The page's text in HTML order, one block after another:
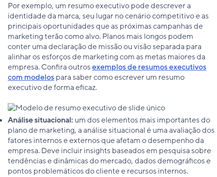
Por exemplo, um resumo executivo pode descrever a
identidade da marca, seu lugar no cenário competitivo e as
principais oportunidades que as próximas campanhas de
marketing terão como alvo. Planos mais longos podem
conter uma declaração de missão ou visão separada para
alinhar os esforços de marketing com as metas maiores da
empresa. Confira outrosexemplos de resumos executivos
com modelospara saber como escrever um resumo
executivo de forma eficaz.
Análise situacional: um dos elementos mais importantes do
plano de marketing, a análise situacional é uma avaliação dos
fatores internos e externos que afetam o desempenho da
empresa. Deve incluir insights baseados em pesquisa sobre
tendências e dinâmicas do mercado, dados demográficos e
pontos problemáticos do cliente e recursos internos.